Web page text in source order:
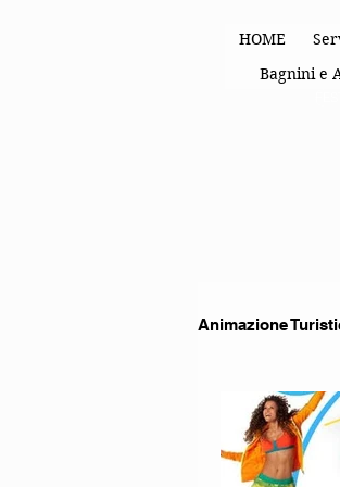
HOME
Bagnini e
Animazione
Spettacoli di